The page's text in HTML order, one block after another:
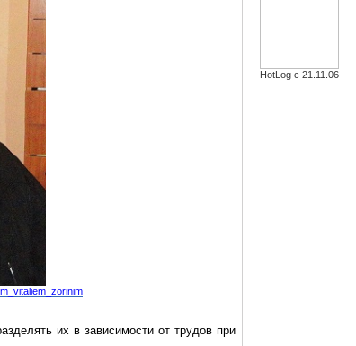
их в зависимости от трудов при
HotLog с 21.11.06